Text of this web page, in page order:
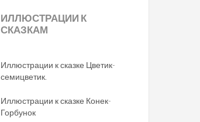
ИЛЛЮСТРАЦИИ К
СКАЗКАМ
Иллюстрации к сказке Цветик-
семицветик.
Иллюстрации к сказке Конек-
Горбунок